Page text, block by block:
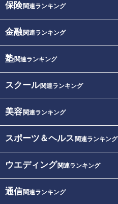
保険関連ランキング
金融関連ランキング
塾関連ランキング
スクール関連ランキング
美容関連ランキング
スポーツ＆ヘルス 関連ランキング
ウエディング関連ランキング
通信関連ランキング